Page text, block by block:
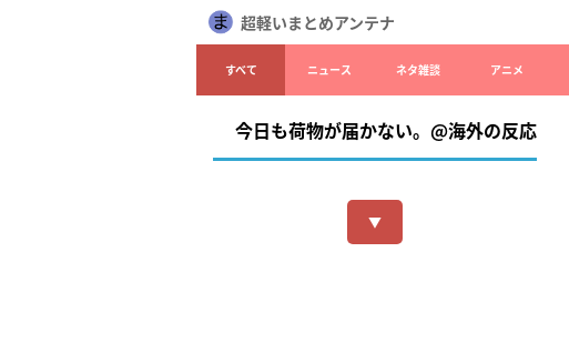
超軽いまとめアンテナ
すべて ニュース ネタ雑談 アニメ
今日も荷物が届かない。@海外の反応
▼